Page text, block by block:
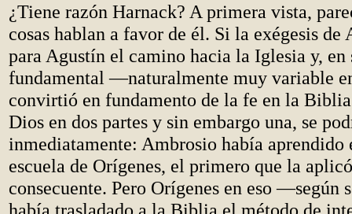
¿Tiene razón Harnack? A primera vista,
cosas hablan a favor de él. Si la exégesis de
para Agustín el camino hacia la Iglesia y, en
fundamental —naturalmente muy variable
convirtió en fundamento de la fe en la
Dios en dos partes y sin embargo una, se
inmediatamente: Ambrosio había aprendido
escuela de Orígenes, el primero que la
consecuente. Pero Orígenes en eso